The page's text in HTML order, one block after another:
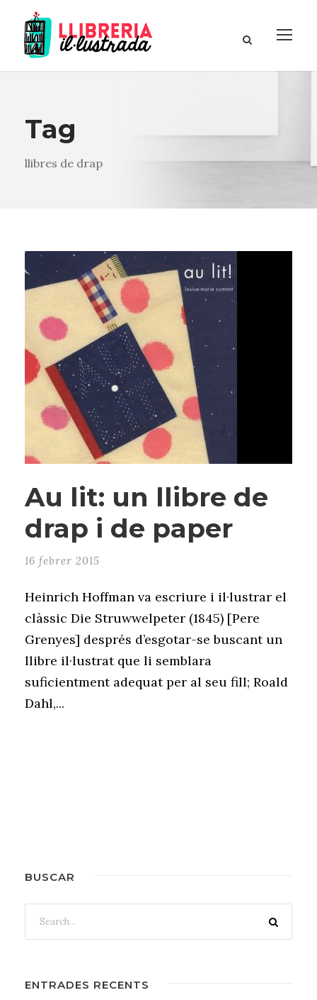
Tag
llibres de drap
Au lit: un llibre de
drap i de paper
16 febrer 2015
Heinrich Hoffman va escriure i il·lustrar el
clàssic Die Struwwelpeter (1845) [Pere
Grenyes] després d’esgotar-se buscant un
llibre il·lustrat que li semblara
suficientment adequat per al seu fill; Roald
Dahl,...
BUSCAR
ENTRADES RECENTS